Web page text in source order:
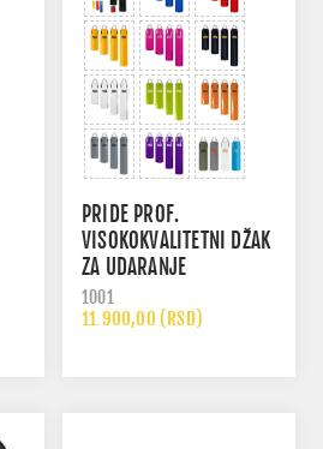
PRIDE PROF.
VISOKOKVALITETNI DŽAK
ZA UDARANJE
1001
11.900,00 (RSD)